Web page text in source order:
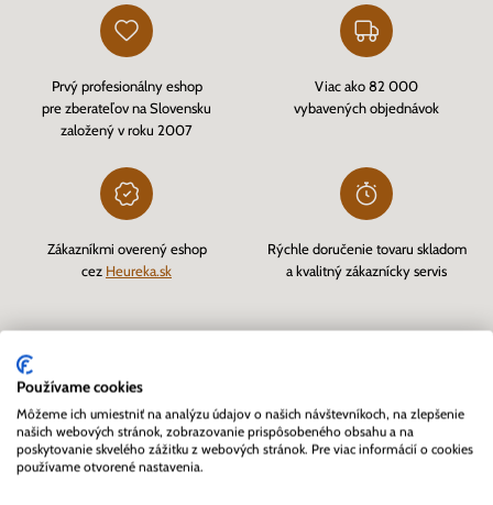
Prvý profesionálny eshop
pre zberateľov na Slovensku
založený v roku 2007
Viac ako 82 000
vybavených objednávok
Zákazníkmi overený eshop
cez Heureka.sk
Rýchle doručenie tovaru skladom
a kvalitný zákaznícky servis
Používame cookies
Môžeme ich umiestniť na analýzu údajov o našich návštevníkoch, na zlepšenie
našich webových stránok, zobrazovanie prispôsobeného obsahu a na
poskytovanie skvelého zážitku z webových stránok. Pre viac informácií o cookies
používame otvorené nastavenia.